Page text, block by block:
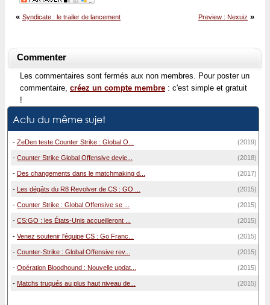
Preview : Nexuiz »
« Syndicate : le trailer de lancement
Commenter
Les commentaires sont fermés aux non membres. Pour poster un
commentaire, créez un compte membre : c'est simple et gratuit
!
Actu du même sujet
- ZeDen teste Counter Strike : Global O... (2019)
- Counter Strike Global Offensive devie... (2018)
- Des changements dans le matchmaking d... (2017)
- Les dégâts du R8 Revolver de CS : GO ... (2015)
- Counter Strike : Global Offensive se ... (2015)
- CS:GO : les États-Unis accueilleront ... (2015)
- Venez soutenir l'équipe CS : Go Franc... (2015)
- Counter-Strike : Global Offensive rev... (2015)
- Opération Bloodhound : Nouvelle updat... (2015)
- Matchs truqués au plus haut niveau de... (2015)